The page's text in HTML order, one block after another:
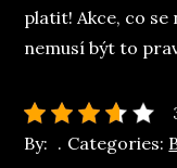
platit! Akce, co
nemusí být to
By:
Categories: